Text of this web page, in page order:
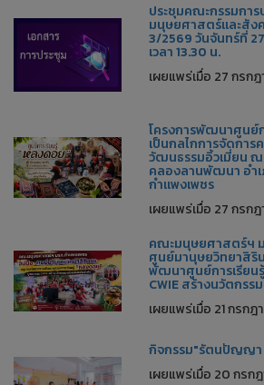
ประชุมคณะกรรมกา
มนุษยศาสตร์และสัง
3/2569 วันจันทร์ที่
เวลา 13.30 น.
เผยแพร่เมื่อ 27 กรก
โครงการพัฒนาศูนย์
เป็นกลไกการจัดกา
วัฒนธรรมอิ้วเมี่ยน
คลองลานพัฒนา อำ
กำแพงเพชร
เผยแพร่เมื่อ 27 กรก
คณะมนุษยศาสตร์ฯ
ศูนย์มานุษยวิทยาสิริ
พัฒนาศูนย์การเรียน
CWIE สร้างนวัตกร
เผยแพร่เมื่อ 21 กรกฎ
กิจกรรม"รัตนปัญญา
เผยแพร่เมื่อ 20 กรก